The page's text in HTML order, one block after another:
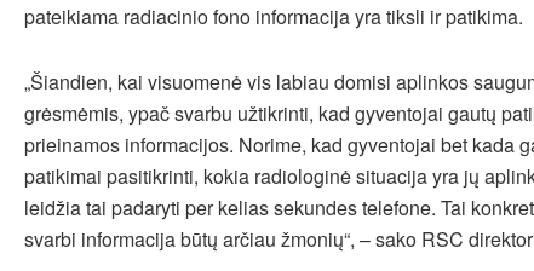
pateikiama radiacinio fono informacija yra tiksli ir patikima.
„Šiandien, kai visuomenė vis labiau domisi aplinkos
grėsmėmis, ypač svarbu užtikrinti, kad gyventojai gautų
prieinamos informacijos. Norime, kad gyventojai bet kada
patikimai pasitikrinti, kokia radiologinė situacija yra jų
leidžia tai padaryti per kelias sekundes telefone. Tai
svarbi informacija būtų arčiau žmonių“, – sako RSC